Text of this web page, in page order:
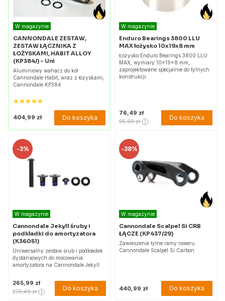
W magazynie
CANNONDALE ZESTAW,
ZESTAW ŁĄCZNIKA Z
ŁOŻYSKAMI, HABIT ALLOY
(KP384/) - Uni
Aluminiowy wahacz do kół
Cannondale Habit, wraz z łożyskami,
Cannondale KP384
404,99 zł Do koszyka
W magazynie
Enduro Bearings 3800 LLU
MAX łożysko 10x19x8 mm
Łożysko Enduro Bearings 3800 LLU
MAX, wymiary 10x19x8 mm,
zaprojektowane specjalnie do tylnych
konstrukcji.
76,49 zł
95,99 zł Do koszyka
-3%
W magazynie
Cannondale Jekyll śruby i
podkładki do amortyzatora
(K36051)
Uniwersalny zestaw śrub i podkładek
dystansowych do mocowania
amortyzatora na Cannondale Jekyll.
265,99 zł
276,49 zł Do koszyka
-38%
W magazynie
Cannondale Scalpel Si CRB
ŁĄCZE (KP437/29)
Zawieszenie tylne ramy roweru
Cannondale Scalpel Si Carbon.
440,99 zł Do koszyka